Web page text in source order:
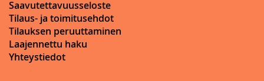
Saavutettavuusseloste
Tilaus- ja toimitusehdot
Tilauksen peruuttaminen
Laajennettu haku
Yhteystiedot